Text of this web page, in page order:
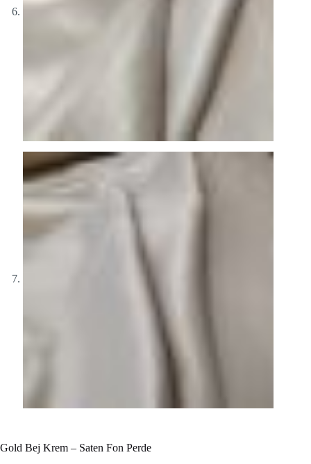
Gold Bej Krem – Saten Fon Perde